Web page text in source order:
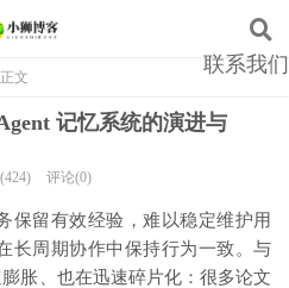
联系我们
正文
记忆系统的演进与
评论(0)
保留有效经验，难以稳定维护用
长周期协作中保持行为一致。与
胀、也在迅速碎片化：很多论文